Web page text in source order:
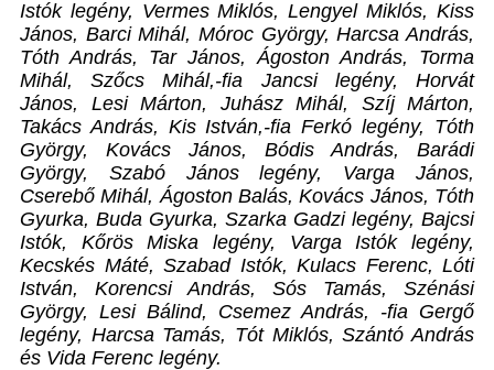
Istók legény, Vermes Miklós, Lengyel Miklós, Kiss
János, Barci Mihál, Móroc György, Harcsa András,
Tóth András, Tar János, Ágoston András, Torma
Mihál, Szőcs Mihál,-fia Jancsi legény, Horvát
János, Lesi Márton, Juhász Mihál, Szíj Márton,
Takács András, Kis István,-fia Ferkó legény, Tóth
György, Kovács János, Bódis András, Barádi
György, Szabó János legény, Varga János,
Cserebő Mihál, Ágoston Balás, Kovács János, Tóth
Gyurka, Buda Gyurka, Szarka Gadzi legény, Bajcsi
Istók, Kőrös Miska legény, Varga Istók legény,
Kecskés Máté, Szabad Istók, Kulacs Ferenc, Lóti
István, Korencsi András, Sós Tamás, Szénási
György, Lesi Bálind, Csemez András, -fia Gergő
legény, Harcsa Tamás, Tót Miklós, Szántó András
és Vida Ferenc legény.